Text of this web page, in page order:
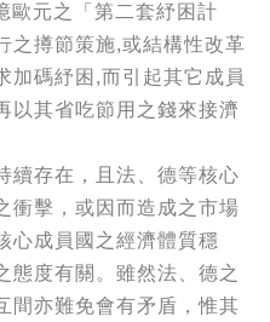
歐元之「第二套紓困計
之撙節策施,或結構性改革
加碼紓困,而引起其它成員
以其省吃節用之錢來接濟
存在，且法、德等核心
衝擊，或因而造成之市場
心成員國之經濟體質穩
態度有關。雖然法、德之
間亦難免會有矛盾，惟其